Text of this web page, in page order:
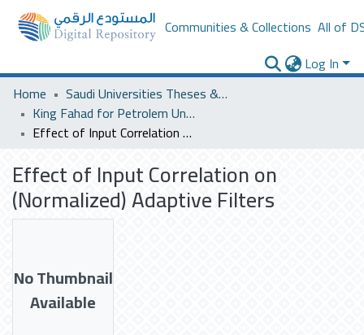
Communities & Collections All of
Log In
Home
Saudi Universities Theses & Dissertations
King Fahad for Petrolem University
Effect of Input Correlation on (Normalized) Adaptive Filters
Effect of Input Correlation on
(Normalized) Adaptive Filters
No Thumbnail
Available